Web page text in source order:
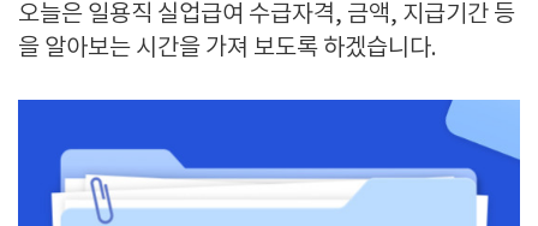
오늘은 일용직 실업급여 수급자격, 금액, 지급기간 등
을 알아보는 시간을 가져 보도록 하겠습니다.